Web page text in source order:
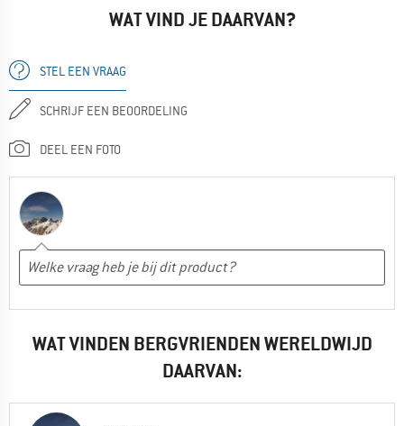
WAT VIND JE DAARVAN?
STEL EEN VRAAG
SCHRIJF EEN BEOORDELING
DEEL EEN FOTO
WAT VINDEN BERGVRIENDEN WERELDWIJD
DAARVAN: